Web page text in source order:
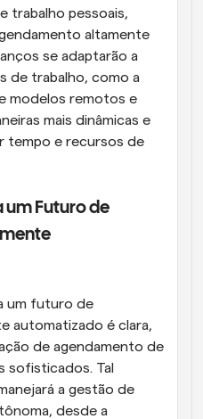
trabalho pessoais,
altamente
se adaptarão a
de trabalho, como a
modelos remotos e
mais dinâmicas e
tempo e recursos de
um Futuro de
um futuro de
automatizado é clara,
de agendamento de
sofisticados. Tal
a gestão de
desde a